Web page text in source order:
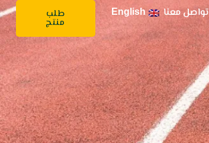
تواصل معنا English طلب
منتج